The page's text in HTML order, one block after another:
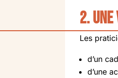
2.
Les
d’un
d’une